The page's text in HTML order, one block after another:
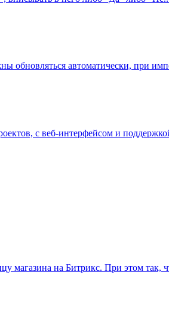
обновляться автоматически, при
с веб-интерфейсом и
магазина на Битрикс. При этом так,